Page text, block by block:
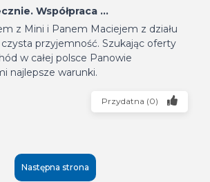
Współpraca ...
z Mini i Panem Maciejem z działu
przyjemność. Szukając oferty
w całej polsce Panowie
najlepsze warunki.
Przydatna (0)
Następna strona